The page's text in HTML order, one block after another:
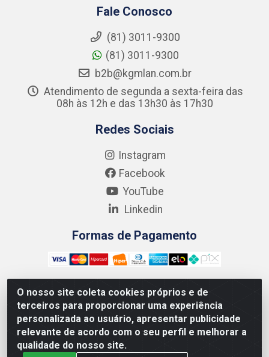
O nosso site coleta cookies próprios e de
terceiros para proporcionar uma experiência
personalizada ao usuário, apresentar publicidade
relevante de acordo com o seu perfil e melhorar a
qualidade do nosso site.
Fale Conosco
(81) 3011-9300
(81) 3011-9300
b2b@kgmlan.com.br
Atendimento de segunda a sexta-feira das
08h às 12h e das 13h30 às 17h30
Redes Sociais
Instagram
Facebook
YouTube
Linkedin
Formas de Pagamento
Kgmlan Distribuidora LTDA - CNPJ 18.217.682/0001-54 -
Rua Pedro de Barros Cavalcante, 58 - Bultrins, Olinda/PE
- CEP 53320-110